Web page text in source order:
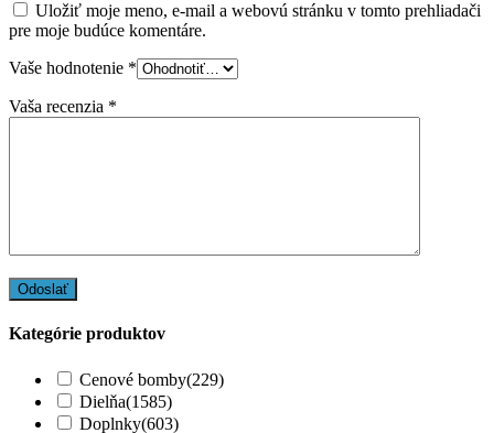
Uložiť moje meno, e-mail a webovú stránku v tomto prehliadači
pre moje budúce komentáre.
Vaše hodnotenie *
Vaša recenzia *
Kategórie produktov
Cenové bomby(229)
Dielňa(1585)
Doplnky(603)